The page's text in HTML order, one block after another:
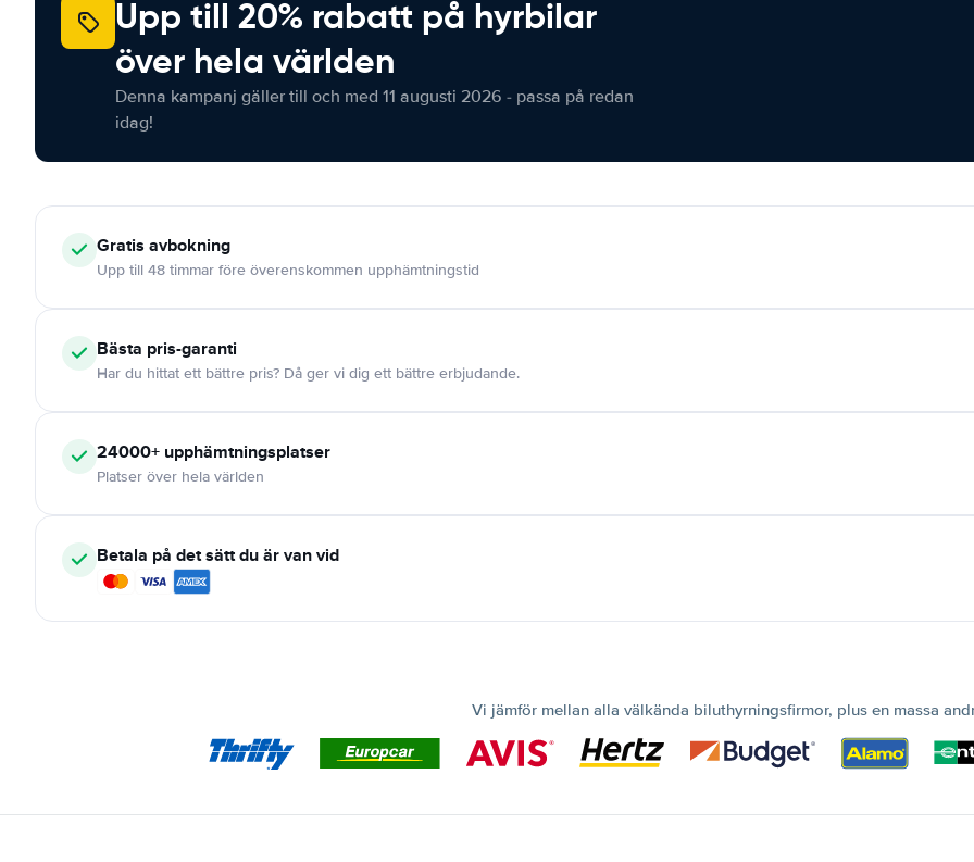
Upp till 20% rabatt på hyrbilar
över hela världen
Denna kampanj gäller till och med 11 augusti 2026 - passa på redan
idag!
Gratis avbokning
Upp till 48 timmar före överenskommen upphämtningstid
Bästa pris-garanti
Har du hittat ett bättre pris? Då ger vi dig ett bättre erbjudande.
24000+ upphämtningsplatser
Platser över hela världen
Betala på det sätt du är van vid
Vi jämför mellan alla välkända biluthyrningsfirmor, plus en massa